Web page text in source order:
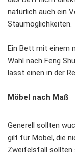
natürlich auch ein
Staumöglichkeiten.
Ein Bett mit einem
Wahl nach Feng
lässt einen in der
Möbel nach Maß
Generell sollten
gilt für Möbel, die
Zweifelsfall sollten